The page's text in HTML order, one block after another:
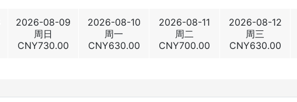
2026-08-09
周日
CNY730.00
2026-08-10
周一
CNY630.00
2026-08-11
周二
CNY700.00
2026-08-12
周三
CNY630.00